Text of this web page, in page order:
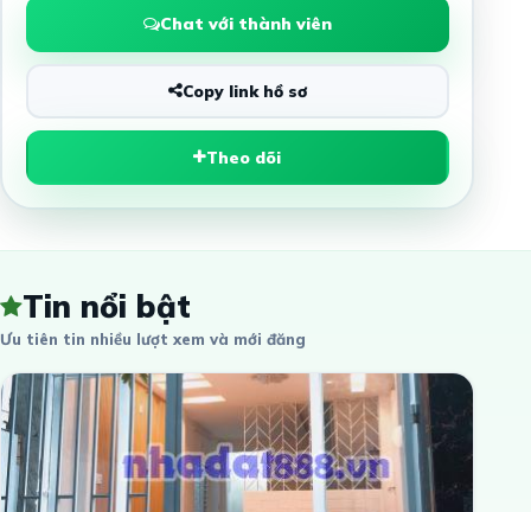
Chat với thành viên
Copy link hồ sơ
Theo dõi
Tin nổi bật
Ưu tiên tin nhiều lượt xem và mới đăng